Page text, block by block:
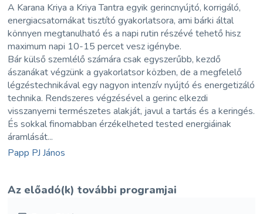
A Karana Kriya a Kriya Tantra egyik gerincnyújtó, korrigáló,
energiacsatornákat tisztító gyakorlatsora, ami bárki által
könnyen megtanulható és a napi rutin részévé tehető hisz
maximum napi 10-15 percet vesz igénybe.
Bár külső szemlélő számára csak egyszerűbb, kezdő
ászanákat végzünk a gyakorlatsor közben, de a megfelelő
légzéstechnikával egy nagyon intenzív nyújtó és energetizáló
technika. Rendszeres végzésével a gerinc elkezdi
visszanyerni természetes alakját, javul a tartás és a keringés.
És sokkal finomabban érzékelheted tested energiáinak
áramlását...
Papp PJ János
Az előadó(k) további programjai